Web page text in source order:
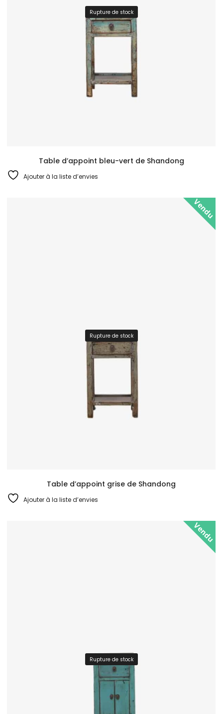
Rupture de stock
Table d’appoint bleu-vert de Shandong
Ajouter à la liste d’envies
Vendu
Rupture de stock
Table d’appoint grise de Shandong
Ajouter à la liste d’envies
Vendu
Rupture de stock